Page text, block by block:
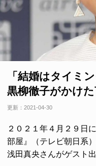
「結婚はタイミ
黒柳徹子がかけ
更新： 2021-04-30
２０２１年４月２９日
部屋』（テレビ朝日系
浅田真央さんがゲスト出